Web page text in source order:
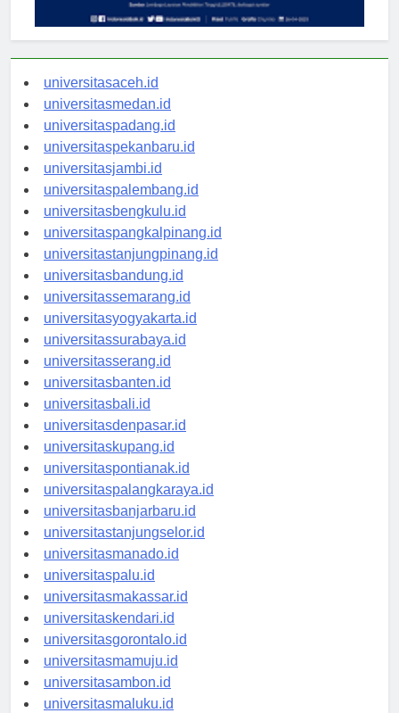
universitasaceh.id
universitasmedan.id
universitaspadang.id
universitaspekanbaru.id
universitasjambi.id
universitaspalembang.id
universitasbengkulu.id
universitaspangkalpinang.id
universitastanjungpinang.id
universitasbandung.id
universitassemarang.id
universitasyogyakarta.id
universitassurabaya.id
universitasserang.id
universitasbanten.id
universitasbali.id
universitasdenpasar.id
universitaskupang.id
universitaspontianak.id
universitaspalangkaraya.id
universitasbanjarbaru.id
universitastanjungselor.id
universitasmanado.id
universitaspalu.id
universitasmakassar.id
universitaskendari.id
universitasgorontalo.id
universitasmamuju.id
universitasambon.id